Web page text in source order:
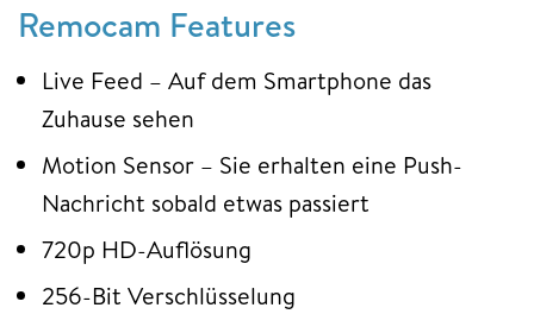
Remocam Features
Live Feed – Auf dem Smartphone das
Zuhause sehen
Motion Sensor – Sie erhalten eine Push-
Nachricht sobald etwas passiert
720p HD-Auflösung
256-Bit Verschlüsselung